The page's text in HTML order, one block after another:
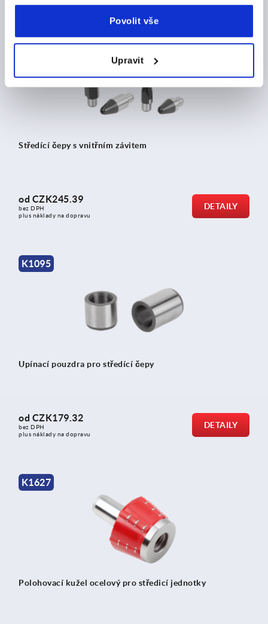
Povolit vše
Upravit
K1094
Středící čepy s vnitřním závitem
od CZK245.39
bez DPH
plus náklady na dopravu
DETAILY
K1095
Upínací pouzdra pro středící čepy
od CZK179.32
bez DPH
plus náklady na dopravu
DETAILY
K1627
Polohovací kužel ocelový pro středicí jednotky